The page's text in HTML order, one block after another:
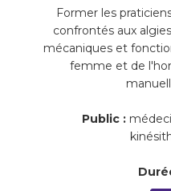
Former les
confrontés aux
mécaniques et
femme et de
Public :